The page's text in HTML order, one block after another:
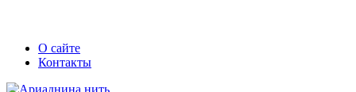
Skip
Secondary
left
Secondary
right
О сайте
Контакты